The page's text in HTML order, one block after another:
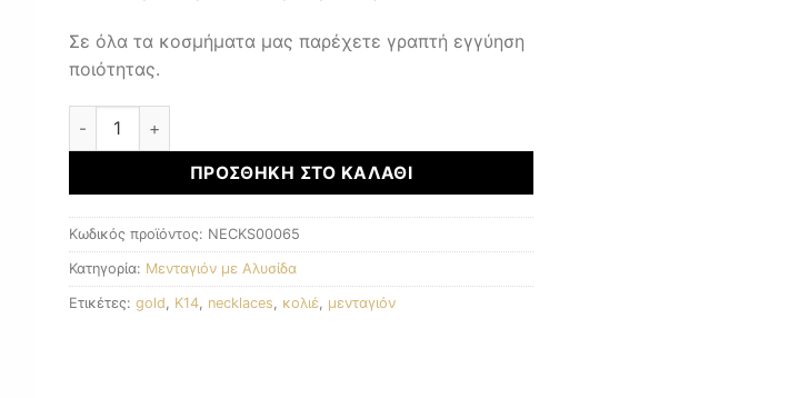
Σε όλα τα κοσμήματα μας παρέχετε γραπτή εγγύηση
ποιότητας.
Μενταγιόν με αλυσίδα ποσότητα
ΠΡΟΣΘΉΚΗ ΣΤΟ ΚΑΛΆΘΙ
Κωδικός προϊόντος: NECKS00065
Κατηγορία: Μενταγιόν με Αλυσίδα
Ετικέτες: gold, K14, necklaces, κολιέ, μενταγιόν